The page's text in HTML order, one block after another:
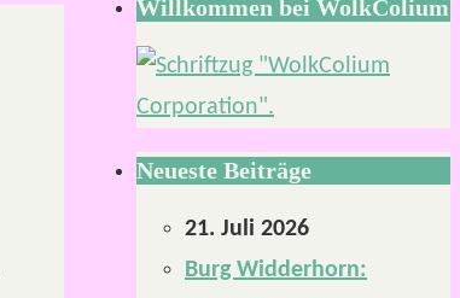
Willkommen bei WolkColium
Neueste Beiträge
21. Juli 2026
Burg Widderhorn: